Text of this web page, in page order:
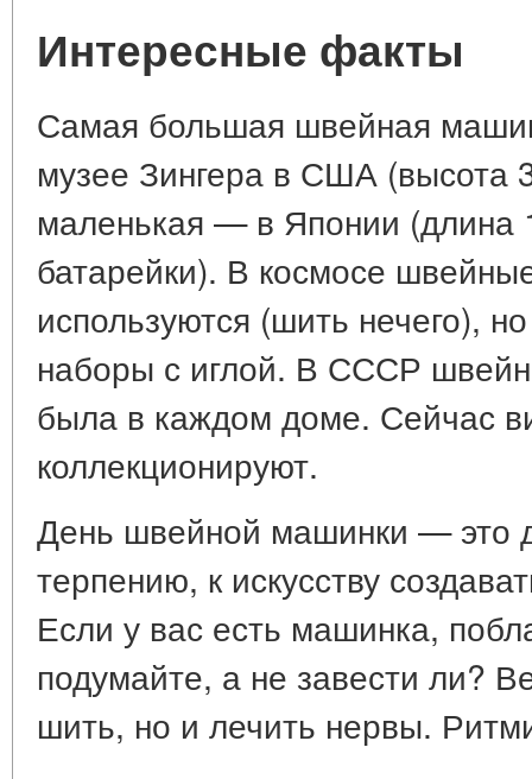
Интересные факты
Самая большая швейная
музее Зингера в США (высота
маленькая — в Японии (длина
батарейки). В космосе
используются (шить нечего),
наборы с иглой. В СССР
была в каждом доме. Сейчас
коллекционируют.
День швейной машинки — это
терпению, к искусству
Если у вас есть машинка,
подумайте, а не завести ли?
шить, но и лечить нервы.